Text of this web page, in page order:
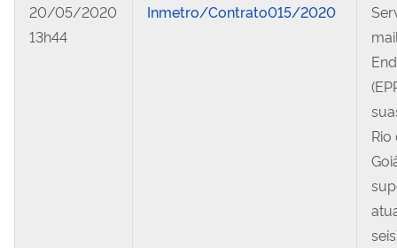
20/05/2020
13h44
Inmetro/Contrato015/2020